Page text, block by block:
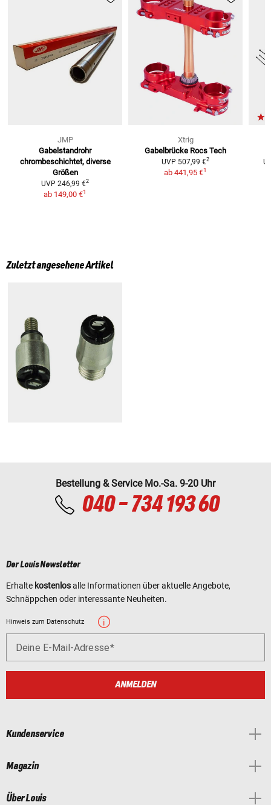
JMP
Gabelstandrohr
chrombeschichtet, diverse
Größen
UVP 246,99 €2
ab 149,00 €1
Xtrig
Gabelbrücke Rocs Tech
UVP 507,99 €2
ab 441,95 €1
Zuletzt angesehene Artikel
Bestellung & Service Mo.-Sa. 9-20 Uhr
040 - 734 193 60
Der Louis Newsletter
Erhalte kostenlosalle Informationen über aktuelle Angebote,
Schnäppchen oder interessante Neuheiten.
Hinweis zum Datenschutz
Deine E-Mail-Adresse
ANMELDEN
Kundenservice
Magazin
Über Louis